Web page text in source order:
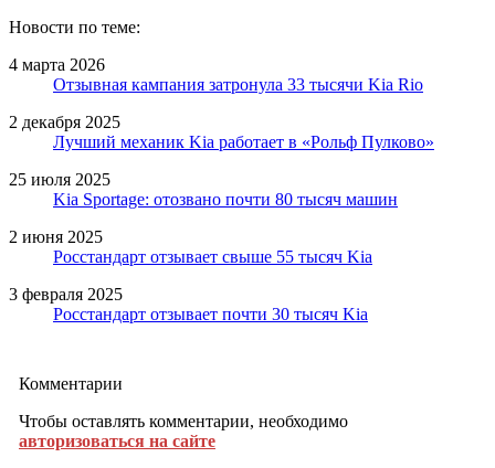
Новости по теме:
4 марта 2026
Отзывная кампания затронула 33 тысячи Kia Rio
2 декабря 2025
Лучший механик Kia работает в «Рольф Пулково»
25 июля 2025
Kia Sportage: отозвано почти 80 тысяч машин
2 июня 2025
Росстандарт отзывает свыше 55 тысяч Kia
3 февраля 2025
Росстандарт отзывает почти 30 тысяч Kia
Комментарии
Чтобы оставлять комментарии, необходимо
авторизоваться на сайте